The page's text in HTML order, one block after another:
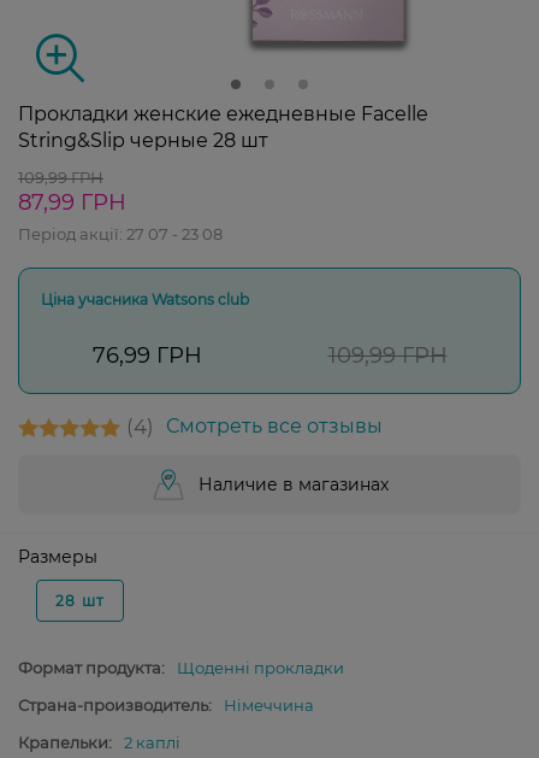
Прокладки женские ежедневные Facelle
String&Slip черные 28 шт
109,99 ГРН
87,99 ГРН
Період акції: 27 07 - 23 08
Ціна учасника Watsons club
76,99 ГРН 109,99 ГРН
4 Смотреть все отзывы
Наличие в магазинах
Размеры
28 шт
Формат продукта:
Щоденні прокладки
Страна-производитель:
Німеччина
Крапельки:
2 каплі